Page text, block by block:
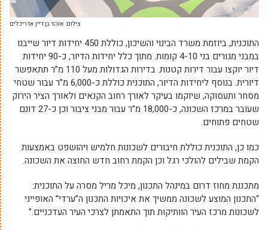
צילום: אוהד בן דיין אדריכלים
התוכנית, ביוזמת משרד הבינוי והשיכון, כוללת 450 יחידות דיור שייבנו
במבני מגורים בני 4-10 קומות. מתוך כלל יחידות הדיור, כ-90 יחידות
דיור יוקצו עבור דירות קטנות. בדירות הגדולות מעל 110 מ”ר תתאפשר
דיורית. בנוסף ליחידות הדיור, התוכנית כוללת כ-6,000 מ”ר עבור שטחי
מסחר ותעסוקה, שיוקמו בעיקר לאורך רחוב הקנאים ולאורך הציר הירוק
שעובר במרכז השכונה, כ-18,000 מ”ר עבור מבני ציבור וכן כ-27 דונם
שטחים פתוחים.
כמו כן, התוכנית כוללת חיבורים לשכונות חלמיש ויהושפט באמצעות
הקמת שבילים להולכי רגל וכן הקמת רחוב חדש החוצה את השכונה.
מתכננת מחוז דרום במינהל התכנון, מיכל מריל מסרה על התוכנית:
“התכנון המוצע לשכונה ממשיך את איכויות התכנון ה”ערדי” האופייני
לשכונות מרכז העיר הוותיקות תוך התאמתן לצרכי העיר העדכניים.”